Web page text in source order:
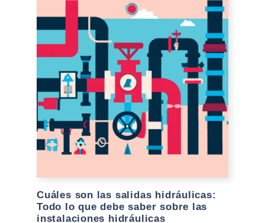
Cuáles son las salidas hidráulicas:
Todo lo que debe saber sobre las
instalaciones hidráulicas